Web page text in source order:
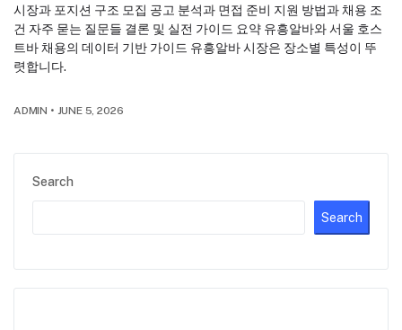
Search
Search
시장과 포지션 구조 모집 공고 분석과 면접 준비 지원 방법과 채용 조
건 자주 묻는 질문들 결론 및 실전 가이드 요약 유흥알바와 서울 호스
트바 채용의 데이터 기반 가이드 유흥알바 시장은 장소별 특성이 뚜
렷합니다.
ADMIN • JUNE 5, 2026